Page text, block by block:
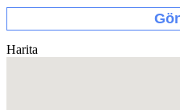
Harita